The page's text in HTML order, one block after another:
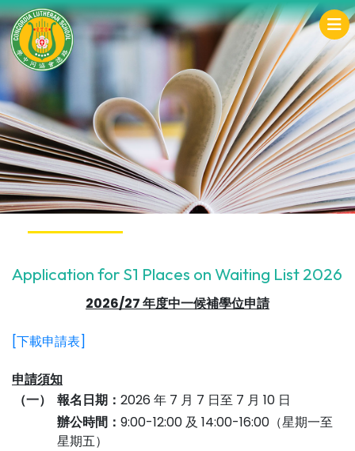
Application for S1 Places on Waiting List 2026
2026/27 年度中一候補學位申請
[下載申請表]
申請須知
（一）
報名日期： 2026 年 7 月 7 日至 7 月 10 日
辦公時間： 9:00-12:00 及 14:00-16:00（星期一至
星期五）